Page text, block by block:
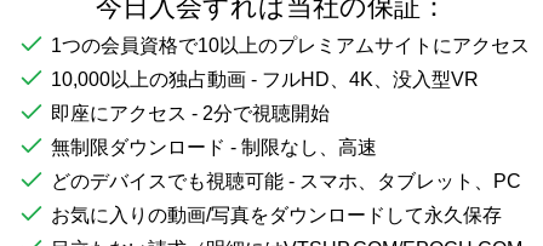
今日入会すれば当社の保証：
1つの会員資格で10以上のプレミアムサイトにアクセス
10,000以上の独占動画 - フルHD、4K、没入型VR
即座にアクセス - 2分で視聴開始
無制限ダウンロード - 制限なし、高速
どのデバイスでも視聴可能 - スマホ、タブレット、PC
お気に入りの動画/写真をダウンロードして永久保存